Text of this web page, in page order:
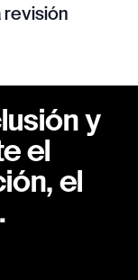
revisión
y
el
el